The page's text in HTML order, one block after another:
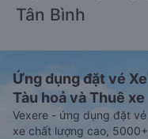
Tân Bình
Ứng dụng đặt vé
Tàu hoả và Thuê xe
Vexere - ứng dụng đặt
xe chất lượng cao,